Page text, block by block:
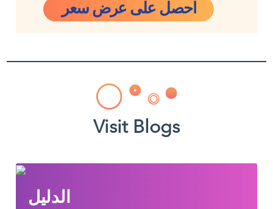
احصل على عرض سعر
Visit Blogs
الدليل